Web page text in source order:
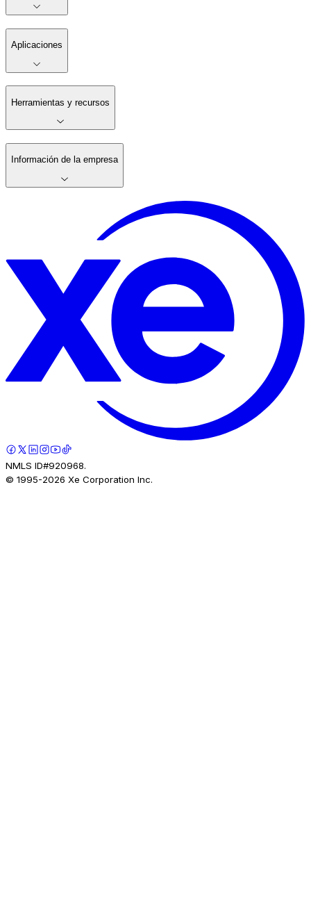
Aplicaciones
Herramientas y recursos
Información de la empresa
NMLS ID#920968.
© 1995-2026 Xe Corporation Inc.